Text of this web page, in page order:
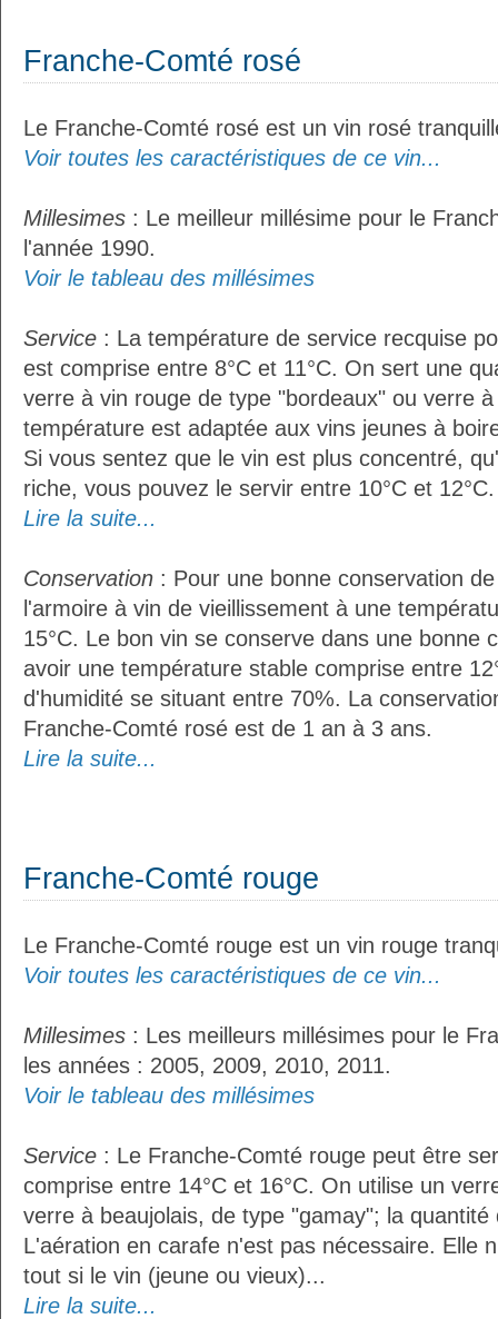
Franche-Comté rosé
Le Franche-Comté rosé est un vin rosé
Voir toutes les caractéristiques de ce vin...
Millesimes : Le meilleur millésime pour le
l'année 1990.
Voir le tableau des millésimes
Service : La température de service recquise
est comprise entre 8°C et 11°C. On sert une
verre à vin rouge de type "bordeaux" ou verre
température est adaptée aux vins jeunes à
Si vous sentez que le vin est plus concentré,
riche, vous pouvez le servir entre 10°C et
Lire la suite...
Conservation : Pour une bonne conservation
l'armoire à vin de vieillissement à une
15°C. Le bon vin se conserve dans une bonne
avoir une température stable comprise entre
d'humidité se situant entre 70%. La
Franche-Comté rosé est de 1 an à 3 ans.
Lire la suite...
Franche-Comté rouge
Le Franche-Comté rouge est un vin rouge
Voir toutes les caractéristiques de ce vin...
Millesimes : Les meilleurs millésimes pour le
les années : 2005, 2009, 2010, 2011.
Voir le tableau des millésimes
Service : Le Franche-Comté rouge peut être
comprise entre 14°C et 16°C. On utilise un
verre à beaujolais, de type "gamay"; la
L'aération en carafe n'est pas nécessaire. Elle
tout si le vin (jeune ou vieux)...
Lire la suite...